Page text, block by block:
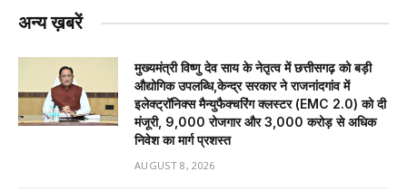
अन्य ख़बरें
मुख्यमंत्री विष्णु देव साय के नेतृत्व में छत्तीसगढ़ को बड़ी
औद्योगिक उपलब्धि,केन्द्र सरकार ने राजनांदगांव में
इलेक्ट्रॉनिक्स मैन्युफैक्चरिंग क्लस्टर (EMC 2.0) को दी
मंजूरी, 9,000 रोजगार और ₹3,000 करोड़ से अधिक
निवेश का मार्ग प्रशस्त
AUGUST 8, 2026